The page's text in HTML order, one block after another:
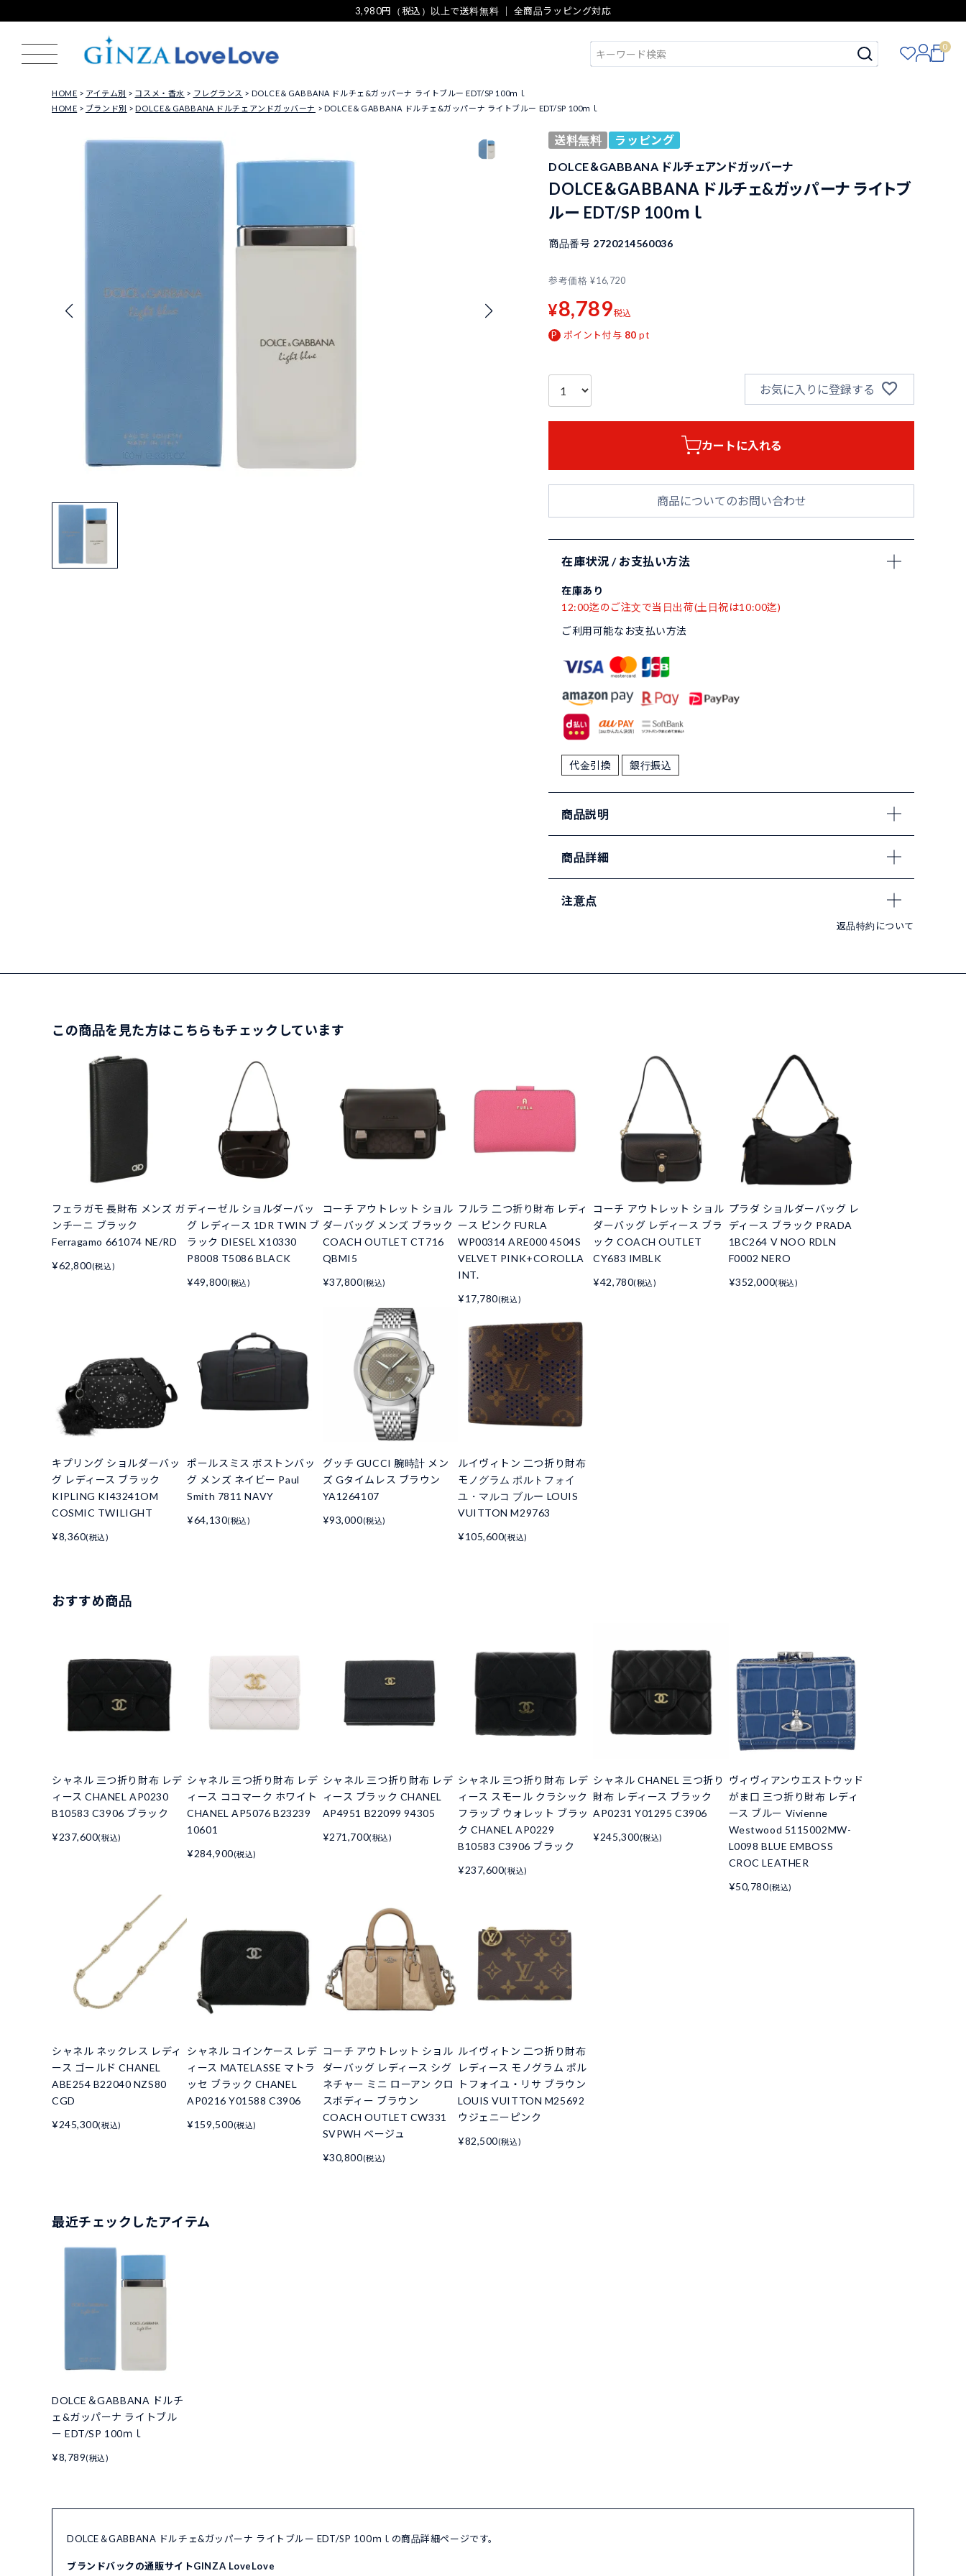
3,980円（税込）以上で送料無料 ｜ 全商品ラッピング対応
0
HOME アイテム別 コスメ・香水 フレグランス
DOLCE＆GABBANA ドルチェ&ガッパーナ ライトブルー EDT/SP 100ｍｌ
HOME
ブランド別 DOLCE＆GABBANA ドルチェアンドガッバーナ DOLCE＆GABBANA ドルチェ&ガッパーナ ライトブルー EDT/SP 100ｍｌ
送料無料
ラッピング
DOLCE＆GABBANA ドルチェアンドガッバーナ
DOLCE＆GABBANA ドルチェ&ガッパーナ ライトブ
ルー EDT/SP 100ｍｌ
商品番号 2720214560036
参考価格 ¥16,720
¥8,789税込
ポイント付与 80 pt
お気に入りに登録する
カートに入れる
商品についてのお問い合わせ
在庫状況 / お支払い方法
在庫あり
12:00迄のご注文で当日出荷(土日祝は10:00迄)
ご利用可能なお支払い方法
代金引換 銀行振込
商品説明
商品詳細
注意点
返品特約について
この商品を見た方はこちらもチェックしています
フェラガモ 長財布 メンズ ガ
ンチーニ ブラック
Ferragamo 661074 NE/RD
¥62,800(税込)
ディーゼル ショルダーバッ
グ レディース 1DR TWIN ブ
ラック DIESEL X10330
P8008 T5086 BLACK
¥49,800(税込)
コーチ アウトレット ショル
ダーバッグ メンズ ブラック
COACH OUTLET CT716
QBMI5
¥37,800(税込)
フルラ 二つ折り財布 レディ
ース ピンク FURLA
WP00314 ARE000 4504S
VELVET PINK+COROLLA
INT.
¥17,780(税込)
コーチ アウトレット ショル
ダーバッグ レディース ブラ
ック COACH OUTLET
CY683 IMBLK
¥42,780(税込)
プラダ ショルダーバッグ レ
ディース ブラック PRADA
1BC264 V NOO RDLN
F0002 NERO
¥352,000(税込)
キプリング ショルダーバッ
グ レディース ブラック
KIPLING KI43241OM
COSMIC TWILIGHT
¥8,360(税込)
ポールスミス ボストンバッ
グ メンズ ネイビー Paul
Smith 7811 NAVY
¥64,130(税込)
グッチ GUCCI 腕時計 メン
ズ Gタイムレス ブラウン
YA1264107
¥93,000(税込)
ルイヴィトン 二つ折り財布
モノグラム ポルトフォイ
ユ・マルコ ブルー LOUIS
VUITTON M29763
¥105,600(税込)
おすすめ商品
シャネル 三つ折り財布 レデ
ィース CHANEL AP0230
B10583 C3906 ブラック
¥237,600(税込)
シャネル 三つ折り財布 レデ
ィース ココマーク ホワイト
CHANEL AP5076 B23239
10601
¥284,900(税込)
シャネル 三つ折り財布 レデ
ィース ブラック CHANEL
AP4951 B22099 94305
¥271,700(税込)
シャネル 三つ折り財布 レデ
ィース スモール クラシック
フラップ ウォレット ブラッ
ク CHANEL AP0229
B10583 C3906 ブラック
¥237,600(税込)
シャネル CHANEL 三つ折り
財布 レディース ブラック
AP0231 Y01295 C3906
¥245,300(税込)
ヴィヴィアンウエストウッド
がま口 三つ折り財布 レディ
ース ブルー Vivienne
Westwood 5115002MW-
L0098 BLUE EMBOSS
CROC LEATHER
¥50,780(税込)
シャネル ネックレス レディ
ース ゴールド CHANEL
ABE254 B22040 NZS80
CGD
¥245,300(税込)
シャネル コインケース レデ
ィース MATELASSE マトラ
ッセ ブラック CHANEL
AP0216 Y01588 C3906
¥159,500(税込)
コーチ アウトレット ショル
ダーバッグ レディース シグ
ネチャー ミニ ローアン クロ
スボディー ブラウン
COACH OUTLET CW331
SVPWH ベージュ
¥30,800(税込)
ルイヴィトン 二つ折り財布
レディース モノグラム ポル
トフォイユ・リサ ブラウン
LOUIS VUITTON M25692
ウジェニーピンク
¥82,500(税込)
最近チェックしたアイテム
DOLCE＆GABBANA ドルチ
ェ&ガッパーナ ライトブル
ー EDT/SP 100ｍｌ
¥8,789(税込)
DOLCE＆GABBANA ドルチェ&ガッパーナ ライトブルー EDT/SP 100ｍｌの商品詳細ページです。
ブランドバックの通販サイトGINZA LoveLove